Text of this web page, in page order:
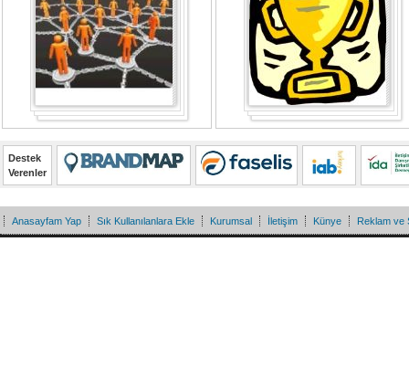
Destek
Verenler
Anasayfam Yap Sık Kullanılanlara Ekle Kurumsal İletişim Künye Reklam ve